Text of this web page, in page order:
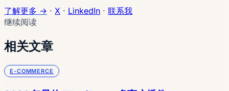
了解更多 → · X · LinkedIn · 联系我
继续阅读
相关文章
E-COMMERCE